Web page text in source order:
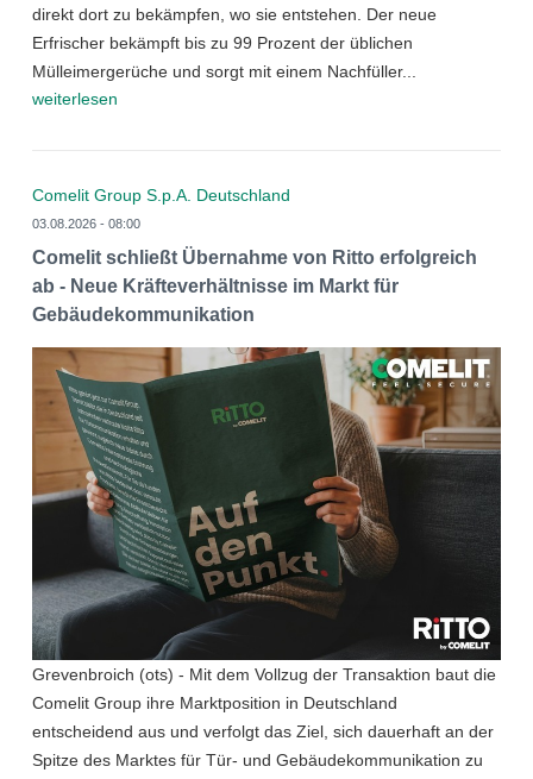
direkt dort zu bekämpfen, wo sie entstehen. Der neue
Erfrischer bekämpft bis zu 99 Prozent der üblichen
Mülleimergerüche und sorgt mit einem Nachfüller...
weiterlesen
Comelit Group S.p.A. Deutschland
03.08.2026 - 08:00
Comelit schließt Übernahme von Ritto erfolgreich
ab - Neue Kräfteverhältnisse im Markt für
Gebäudekommunikation
Grevenbroich (ots) - Mit dem Vollzug der Transaktion baut die
Comelit Group ihre Marktposition in Deutschland
entscheidend aus und verfolgt das Ziel, sich dauerhaft an der
Spitze des Marktes für Tür- und Gebäudekommunikation zu